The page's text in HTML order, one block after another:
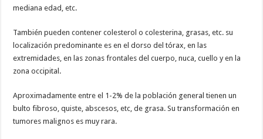
mediana edad, etc.
También pueden contener colesterol o colesterina, grasas, etc. su
localización predominante es en el dorso del tórax, en las
extremidades, en las zonas frontales del cuerpo, nuca, cuello y en la
zona occipital.
Aproximadamente entre el 1-2% de la población general tienen un
bulto fibroso, quiste, abscesos, etc, de grasa. Su transformación en
tumores malignos es muy rara.